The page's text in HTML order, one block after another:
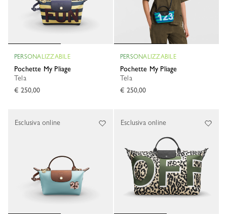
PERSONALIZZABILE
Pochette My Pliage
Tela
€ 250,00
PERSONALIZZABILE
Pochette My Pliage
Tela
€ 250,00
Esclusiva online Esclusiva online